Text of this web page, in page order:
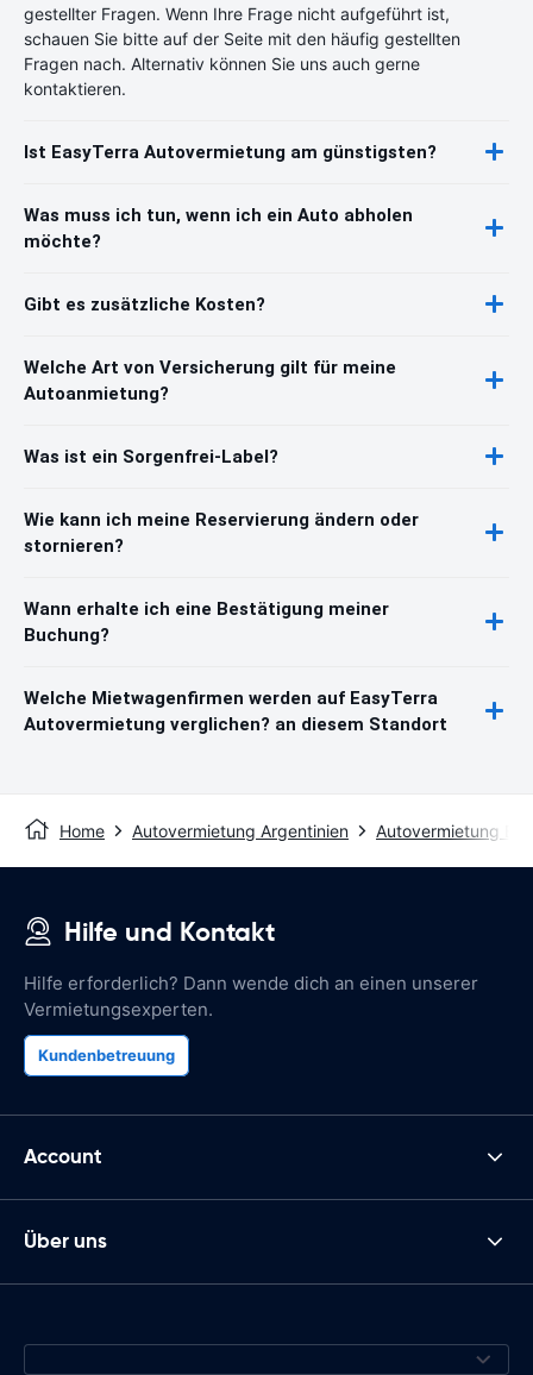
gestellter Fragen. Wenn Ihre Frage nicht aufgeführt ist,
schauen Sie bitte auf der Seite mit den häufig gestellten
Fragen nach. Alternativ können Sie uns auch gerne
kontaktieren.
Ist EasyTerra Autovermietung am günstigsten?
Was muss ich tun, wenn ich ein Auto abholen
möchte?
Gibt es zusätzliche Kosten?
Welche Art von Versicherung gilt für meine
Autoanmietung?
Was ist ein Sorgenfrei-Label?
Wie kann ich meine Reservierung ändern oder
stornieren?
Wann erhalte ich eine Bestätigung meiner
Buchung?
Welche Mietwagenfirmen werden auf EasyTerra
Autovermietung verglichen? an diesem Standort
Home Autovermietung Argentinien Autovermietung
Hilfe und Kontakt
Hilfe erforderlich? Dann wende dich an einen unserer
Vermietungsexperten.
Kundenbetreuung
Account
Über uns